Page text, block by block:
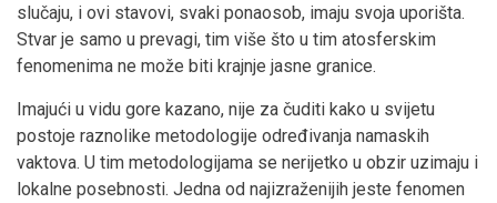
slučaju, i ovi stavovi, svaki ponaosob, imaju svoja uporišta.
Stvar je samo u prevagi, tim više što u tim atosferskim
fenomenima ne može biti krajnje jasne granice.
Imajući u vidu gore kazano, nije za čuditi kako u svijetu
postoje raznolike metodologije određivanja namaskih
vaktova. U tim metodologijama se nerijetko u obzir uzimaju i
lokalne posebnosti. Jedna od najizraženijih jeste fenomen